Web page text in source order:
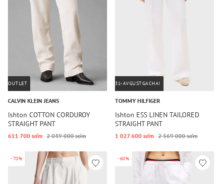
OUTLET
CALVIN KLEIN JEANS
Ishton COTTON CORDUROY
STRAIGHT PANT
611 700 so‘m 2 039 000 so‘m
31-AVGUSTGACHA!
TOMMY HILFIGER
Ishton ESS LINEN TAILORED
STRAIGHT PANT
1 027 600 so‘m 2 569 000 so‘m
-70% -60%